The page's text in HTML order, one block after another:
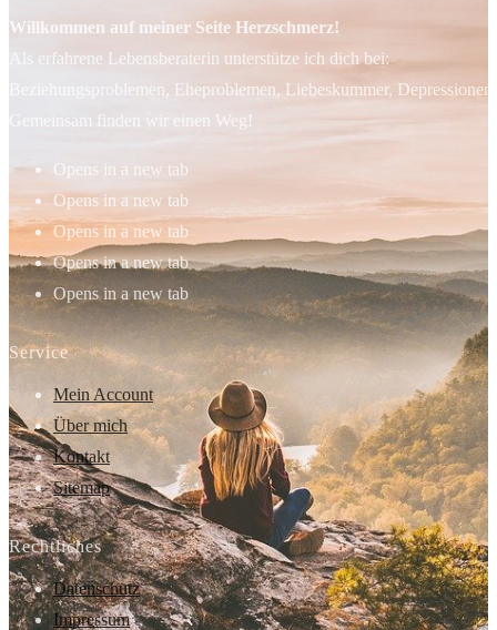
Willkommen auf meiner Seite Herzschmerz!
Als erfahrene Lebensberaterin unterstütze ich dich bei:
Beziehungsproblemen, Eheproblemen, Liebeskummer,
Gemeinsam finden wir einen Weg!
Opens in a new tab
Opens in a new tab
Opens in a new tab
Opens in a new tab
Opens in a new tab
Service
Mein Account
Über mich
Kontakt
Sitemap
Rechtliches
Datenschutz
Impressum